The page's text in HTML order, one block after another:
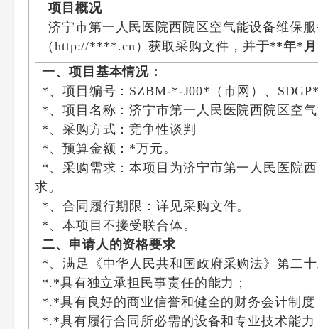
项目概况
济宁市第一人民医院西院区空气能设备维保
（http://****.cn）获取采购文件，并于**年* 月
一、项目基本情况 ：
*、项目编号：SZBM-*-J00*（市网）、
*、项目名称：济宁市第一人民医院西院区空
*、采购方式：竞争性谈判
*、预算金额：*万元。
*、采购需求：本项目为济宁市第一人民医院
求。
*、合同履行期限：详见采购文件。
*、本项目不接受联合体。
二、申请人的资格要求
*、满足《中华人民共和国政府采购法》第二
*.*具有独立承担民事责任的能力；
*.*具有良好的商业信誉和健全的财务会计制度
*.*具有履行合同所必需的设备和专业技术能力